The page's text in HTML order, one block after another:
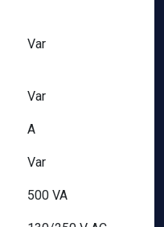
Var
Var
A
Var
500 VA